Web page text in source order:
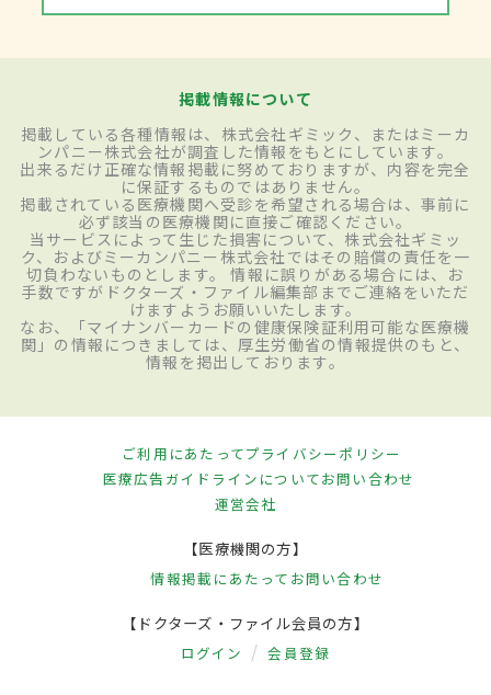
掲載情報について
掲載している各種情報は、株式会社ギミック、またはミーカ
ンパニー株式会社が調査した情報をもとにしています。
出来るだけ正確な情報掲載に努めておりますが、内容を完全
に保証するものではありません。
掲載されている医療機関へ受診を希望される場合は、事前に
必ず該当の医療機関に直接ご確認ください。
当サービスによって生じた損害について、株式会社ギミッ
ク、およびミーカンパニー株式会社ではその賠償の責任を一
切負わないものとします。 情報に誤りがある場合には、お
手数ですがドクターズ・ファイル編集部までご連絡をいただ
けますようお願いいたします。
なお、「マイナンバーカードの健康保険証利用可能な医療機
関」の情報につきましては、厚生労働省の情報提供のもと、
情報を掲出しております。
ご利用にあたってプライバシーポリシー
医療広告ガイドラインについてお問い合わせ
運営会社
【医療機関の方】
情報掲載にあたって お問い合わせ
【ドクターズ・ファイル会員の方】
ログイン 会員登録